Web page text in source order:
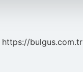
https://bulgus.com.tr